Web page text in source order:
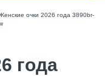
очки 2026 года 3890br-
года